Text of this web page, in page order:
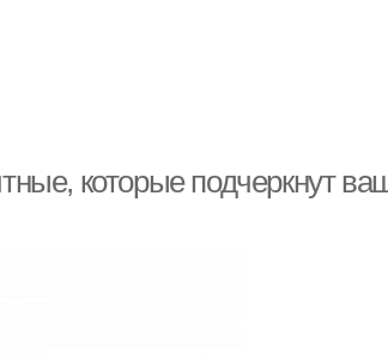
которые подчеркнут